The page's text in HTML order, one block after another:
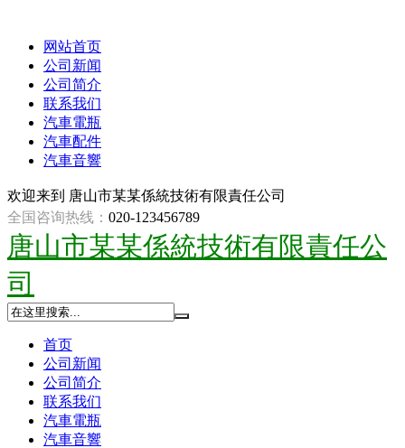
网站首页
公司新闻
公司简介
联系我们
汽車電瓶
汽車配件
汽車音響
欢迎来到 唐山市某某係統技術有限責任公司
全国咨询热线： 020-123456789
唐山市某某係統技術有限責任公
司
首页
公司新闻
公司简介
联系我们
汽車電瓶
汽車音響